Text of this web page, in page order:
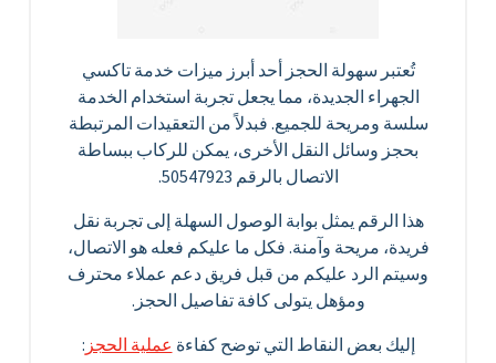
تُعتبر سهولة الحجز أحد أبرز ميزات خدمة تاكسي
الجهراء الجديدة، مما يجعل تجربة استخدام الخدمة
سلسة ومريحة للجميع. فبدلاً من التعقيدات المرتبطة
بحجز وسائل النقل الأخرى، يمكن للركاب ببساطة
الاتصال بالرقم 50547923.
هذا الرقم يمثل بوابة الوصول السهلة إلى تجربة نقل
فريدة، مريحة وآمنة. فكل ما عليكم فعله هو الاتصال،
وسيتم الرد عليكم من قبل فريق دعم عملاء محترف
ومؤهل يتولى كافة تفاصيل الحجز.
إليك بعض النقاط التي توضح كفاءةعملية الحجز: